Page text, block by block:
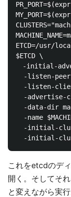
ETCD=/usr/
$ETCD \
-initial-
-listen-
-listen-
-advertise-
-data-dir
-name
-initial-
これをetcdのデ
開く。そしてそ
と変えながら実行